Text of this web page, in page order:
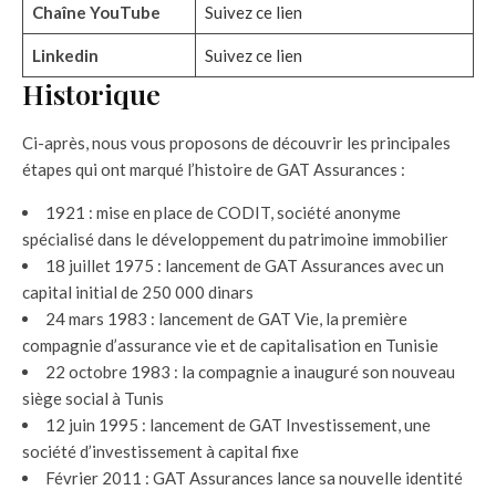
Chaîne YouTube Suivezce lien
Linkedin Suivez ce lien
Historique
Ci-après, nous vous proposons de découvrir les principales
étapes qui ont marqué l’histoire de GAT Assurances :
1921 : mise en place de CODIT, société anonyme
spécialisé dans le développement du patrimoine immobilier
18 juillet 1975 : lancement de GAT Assurances avec un
capital initial de 250 000 dinars
24 mars 1983 : lancement de GAT Vie, la première
compagnie d’assurance vie et de capitalisation en Tunisie
22 octobre 1983 : la compagnie a inauguré son nouveau
siège social à Tunis
12 juin 1995 : lancement de GAT Investissement, une
société d’investissement à capital fixe
Février 2011 : GAT Assurances lance sa nouvelle identité